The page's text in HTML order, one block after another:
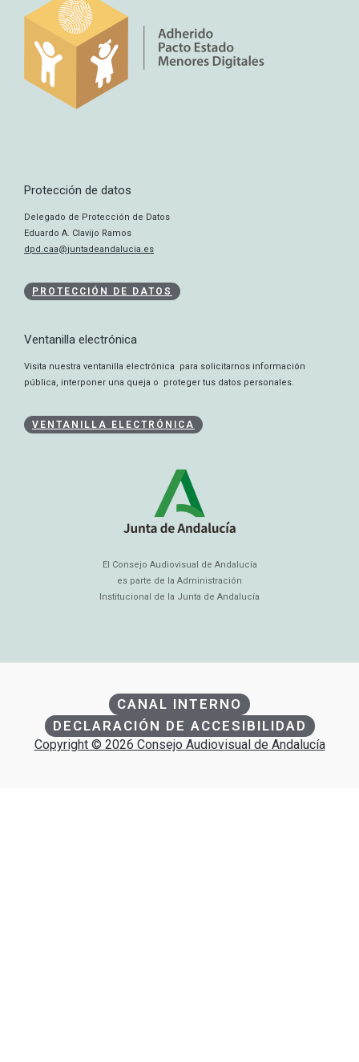
Protección de datos
Delegado de Protección de Datos
Eduardo A. Clavijo Ramos
dpd.caa@juntadeandalucia.es
PROTECCIÓN DE DATOS
Ventanilla electrónica
Visita nuestra ventanilla electrónica para solicitarnos información
pública, interponer una queja o proteger tus datos personales.
VENTANILLA ELECTRÓNICA
El Consejo Audiovisual de Andalucía
es parte de la Administración
Institucional de la Junta de Andalucía
CANAL INTERNO
DECLARACIÓN DE ACCESIBILIDAD
Copyright © 2026 Consejo Audiovisual de Andalucía